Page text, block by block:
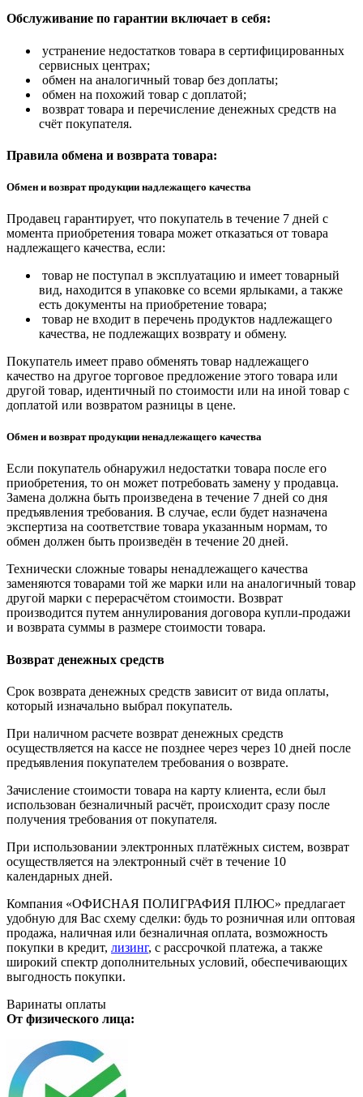
Обслуживание по гарантии включает в себя:
устранение недостатков товара в сертифицированных
сервисных центрах;
обмен на аналогичный товар без доплаты;
обмен на похожий товар с доплатой;
возврат товара и перечисление денежных средств на
счёт покупателя.
Правила обмена и возврата товара:
Обмен и возврат продукции надлежащего качества
Продавец гарантирует, что покупатель в течение 7 дней с
момента приобретения товара может отказаться от товара
надлежащего качества, если:
товар не поступал в эксплуатацию и имеет товарный
вид, находится в упаковке со всеми ярлыками, а также
есть документы на приобретение товара;
товар не входит в перечень продуктов надлежащего
качества, не подлежащих возврату и обмену.
Покупатель имеет право обменять товар надлежащего
качество на другое торговое предложение этого товара или
другой товар, идентичный по стоимости или на иной товар с
доплатой или возвратом разницы в цене.
Обмен и возврат продукции ненадлежащего качества
Если покупатель обнаружил недостатки товара после его
приобретения, то он может потребовать замену у продавца.
Замена должна быть произведена в течение 7 дней со дня
предъявления требования. В случае, если будет назначена
экспертиза на соответствие товара указанным нормам, то
обмен должен быть произведён в течение 20 дней.
Технически сложные товары ненадлежащего качества
заменяются товарами той же марки или на аналогичный товар
другой марки с перерасчётом стоимости. Возврат
производится путем аннулирования договора купли-продажи
и возврата суммы в размере стоимости товара.
Возврат денежных средств
Срок возврата денежных средств зависит от вида оплаты,
который изначально выбрал покупатель.
При наличном расчете возврат денежных средств
осуществляется на кассе не позднее через через 10 дней после
предъявления покупателем требования о возврате.
Зачисление стоимости товара на карту клиента, если был
использован безналичный расчёт, происходит сразу после
получения требования от покупателя.
При использовании электронных платёжных систем, возврат
осуществляется на электронный счёт в течение 10
календарных дней.
Компания «ОФИСНАЯ ПОЛИГРАФИЯ ПЛЮС» предлагает
удобную для Вас схему сделки: будь то розничная или оптовая
продажа, наличная или безналичная оплата, возможность
покупки в кредит, лизинг, с рассрочкой платежа, а также
широкий спектр дополнительных условий, обеспечивающих
выгодность покупки.
Варинаты оплаты
От физического лица: